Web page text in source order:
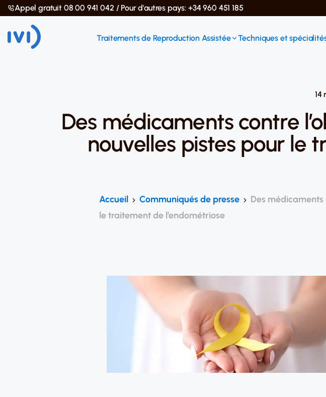
Appel gratuit 08 00 941 042 / Pour d'autres pays: +34 960 451 185
Traitements de Reproduction Assistée Techniques et
14
Des médicaments contre
nouvelles pistes pour le
Accueil Communiqués de presse
Des
le traitement de l’endométriose